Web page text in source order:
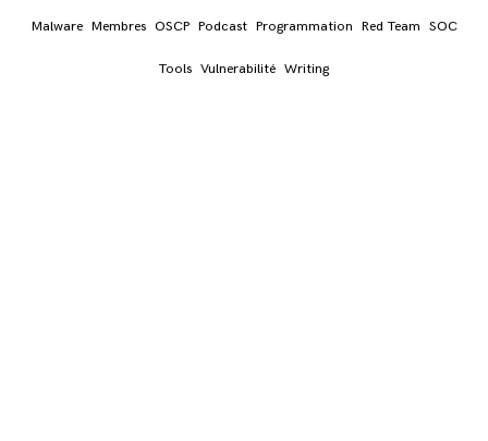
Malware Membres OSCP Podcast Programmation Red Team SOC
Tools Vulnerabilité Writing